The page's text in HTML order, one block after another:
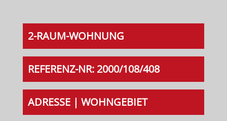
2-RAUM-WOHNUNG
REFERENZ-NR: 2000/108/408
ADRESSE | WOHNGEBIET